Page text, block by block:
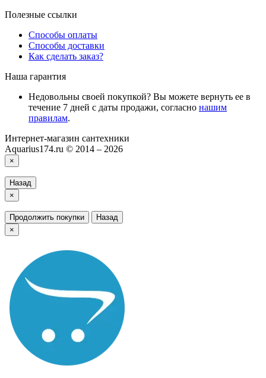
Полезные ссылки
Способы оплаты
Способы доставки
Как сделать заказ?
Наша гарантия
Недовольны своей покупкой? Вы можете вернуть ее в
течение 7 дней с даты продажи, согласно нашим
правилам.
Интернет-магазин сантехники
Aquarius174.ru © 2014 – 2026
×
Назад
×
Продолжить покупки
Назад
×